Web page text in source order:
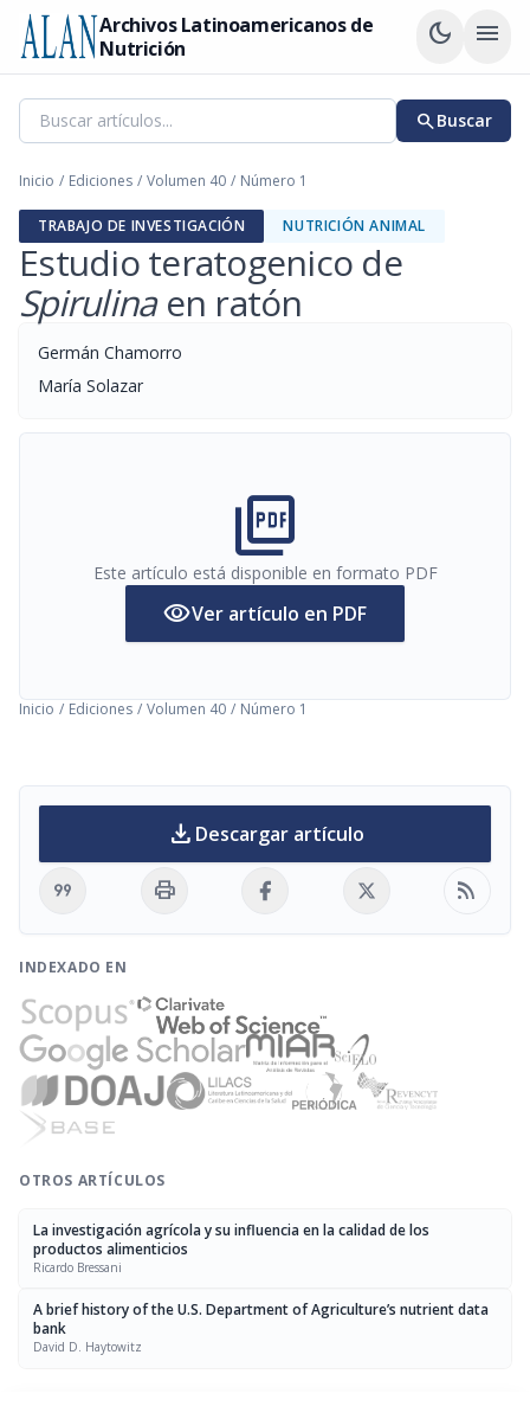
Archivos Latinoamericanos de
Nutrición
dark_mode menu
searchBuscar
Inicio / Ediciones / Volumen 40 / Número 1
TRABAJO DE INVESTIGACIÓN NUTRICIÓN ANIMAL
Estudio teratogenico de
Spirulinaen ratón
Germán Chamorro
María Solazar
picture_as_pdf
Este artículo está disponible en formato PDF
visibilityVer artículo en PDF
Inicio / Ediciones / Volumen 40 / Número 1
download Descargar artículo
format_quote print rss_feed
INDEXADO EN
OTROS ARTÍCULOS
La investigación agrícola y su influencia en la calidad de los
productos alimenticios
Ricardo Bressani
A brief history of the U.S. Department of Agriculture’s nutrient data
bank
David D. Haytowitz